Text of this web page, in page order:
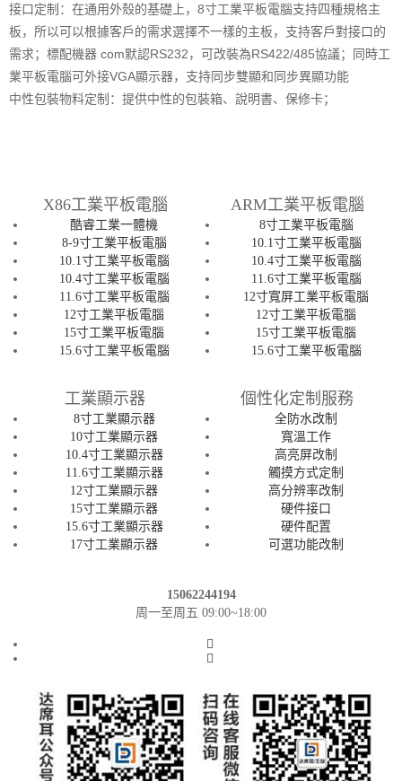
接口定制：在通用外殼的基礎上，8寸工業平板電腦支持四種規格主
板，所以可以根據客戶的需求選擇不一樣的主板，支持客戶對接口的
需求；標配機器 com默認RS232，可改裝為RS422/485協議；同時工
業平板電腦可外接VGA顯示器，支持同步雙顯和同步異顯功能
中性包裝物料定制：提供中性的包裝箱、說明書、保修卡；
X86工業平板電腦
酷睿工業一體機
8-9寸工業平板電腦
10.1寸工業平板電腦
10.4寸工業平板電腦
11.6寸工業平板電腦
12寸工業平板電腦
15寸工業平板電腦
15.6寸工業平板電腦
ARM工業平板電腦
8寸工業平板電腦
10.1寸工業平板電腦
10.4寸工業平板電腦
11.6寸工業平板電腦
12寸寬屏工業平板電腦
12寸工業平板電腦
15寸工業平板電腦
15.6寸工業平板電腦
工業顯示器
8寸工業顯示器
10寸工業顯示器
10.4寸工業顯示器
11.6寸工業顯示器
12寸工業顯示器
15寸工業顯示器
15.6寸工業顯示器
17寸工業顯示器
個性化定制服務
全防水改制
寬溫工作
高亮屏改制
觸摸方式定制
高分辨率改制
硬件接口
硬件配置
可選功能改制
15062244194
周一至周五 09:00~18:00